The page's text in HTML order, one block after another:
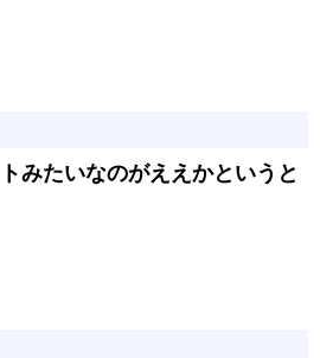
みたいなのがええかというと